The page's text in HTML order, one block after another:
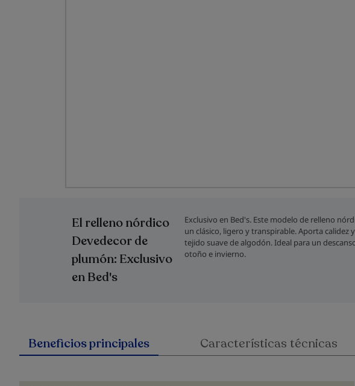
El relleno nórdico
Devedecor de
plumón: Exclusivo
en Bed's
Exclusivo en Bed's. Este modelo de relleno
un clásico, ligero y transpirable. Aporta calidez
tejido suave de algodón. Ideal para un
otoño e invierno.
Beneficios principales Características técnicas